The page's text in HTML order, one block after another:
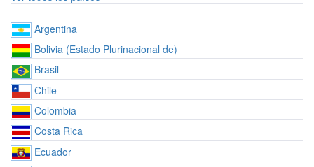
Argentina
Bolivia (Estado Plurinacional de)
Brasil
Chile
Colombia
Costa Rica
Ecuador